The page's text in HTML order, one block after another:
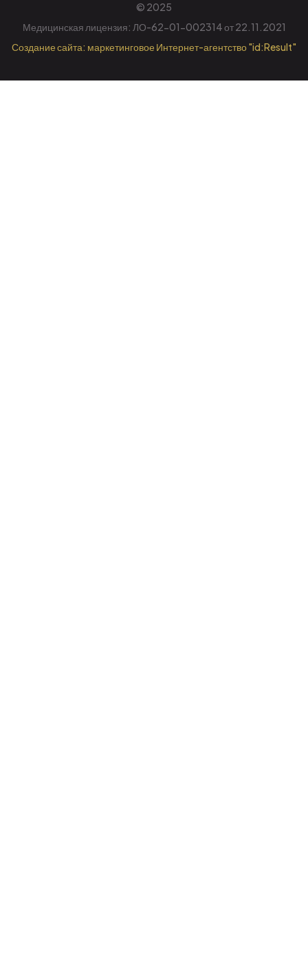
© 2025
Медицинская лицензия: ЛО-62-01-002314 от 22.11.2021
Создание сайта: маркетинговое Интернет-агентство "id:Result"